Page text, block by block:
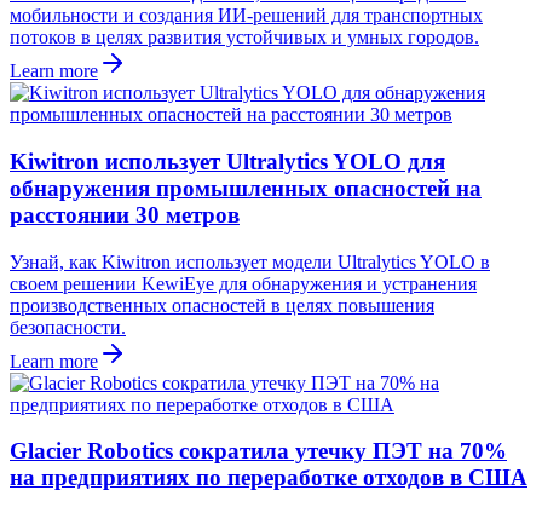
мобильности и создания ИИ-решений для транспортных
потоков в целях развития устойчивых и умных городов.
Learn more
Kiwitron использует Ultralytics YOLO для
обнаружения промышленных опасностей на
расстоянии 30 метров
Узнай, как Kiwitron использует модели Ultralytics YOLO в
своем решении KewiEye для обнаружения и устранения
производственных опасностей в целях повышения
безопасности.
Learn more
Glacier Robotics сократила утечку ПЭТ на 70%
на предприятиях по переработке отходов в США